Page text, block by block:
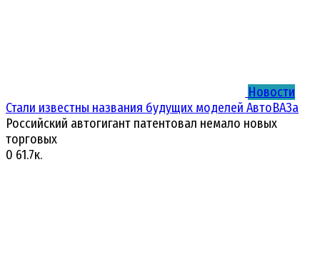
Новости
Стали известны названия будущих моделей АвтоВАЗа
Российский автогигант патентовал немало новых
торговых
0 61.7к.